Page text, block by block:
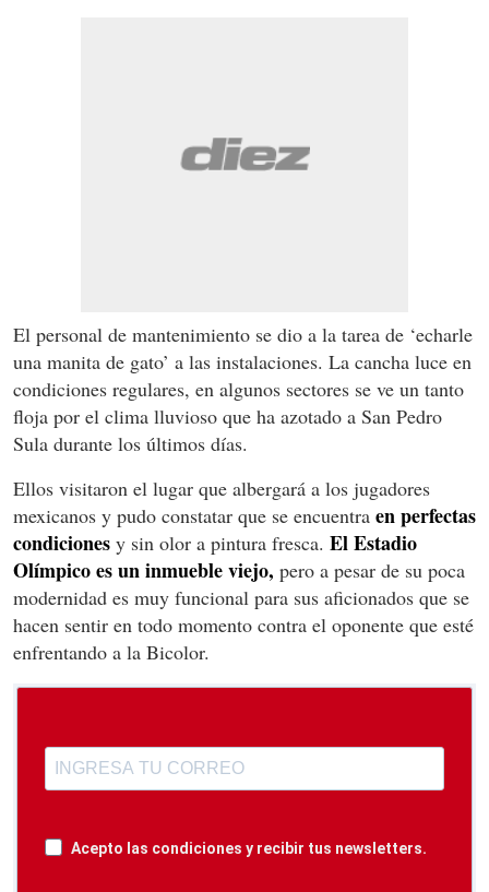
El personal de mantenimiento se dio a la tarea de ‘echarle
una manita de gato’ a las instalaciones. La cancha luce en
condiciones regulares, en algunos sectores se ve un tanto
floja por el clima lluvioso que ha azotado a San Pedro
Sula durante los últimos días.
Ellos visitaron el lugar que albergará a los jugadores
mexicanos y pudo constatar que se encuentra en perfectas
condiciones y sin olor a pintura fresca. El Estadio
Olímpico es un inmueble viejo, pero a pesar de su poca
modernidad es muy funcional para sus aficionados que se
hacen sentir en todo momento contra el oponente que esté
enfrentando a la Bicolor.
Acepto las condiciones y recibir tus newsletters.